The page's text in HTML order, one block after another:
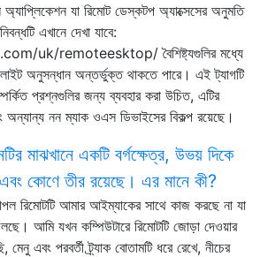
যা রিমোট ডেস্কটপ অ্যাক্সেসের অনুমতি
এখানে দেখা যাবে:
uk/remoteesktop/ বৈশিষ্ট্যগুলির মধ্যে
অনুসন্ধান অন্তর্ভুক্ত থাকতে পারে। এই ট্যাগটি
প্রশ্নগুলির জন্য ব্যবহার করা উচিত, এটির
অন্যান্য নন ম্যাক ওএস ডিভাইসের বিকল্প রয়েছে।
মাঝখানে একটি বর্গক্ষেত্র, উভয় দিকে
কোণে তীর রয়েছে। এর মানে কী?
রিমোটটি আমার আইম্যাকের সাথে কাজ করছে না যা
আমি যখন কম্পিউটারে রিমোটটি জোড়া দেওয়ার
মেনু এবং পরবর্তী ট্র্যাক বোতামটি ধরে রেখে, নীচের